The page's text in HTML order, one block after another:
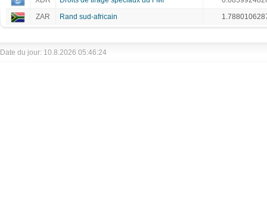
ZAR
Rand sud-africain
Date du jour: 10.8.2026 05:46:24